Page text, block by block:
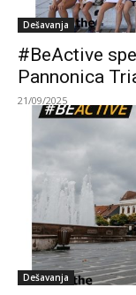
Dešavanja
#BeActive
Pannonica
21/09/2025
Dešavanja